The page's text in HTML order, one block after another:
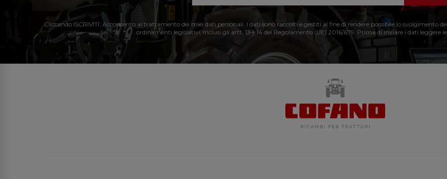
Cliccando ISCRIVITI: Acconsento al trattamento dei miei dati personali. I dati sono raccolti e gestiti al fine di rendere possibile lo svolgimento
ordinamenti legislativi, inclusi gli artt. 13 e 14 del Regolamento (UE) 2016/679. Prima di inviare i dati leggere